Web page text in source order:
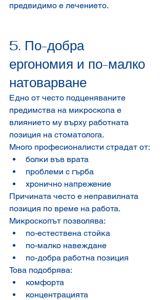
предвидимо е лечението.
5. По-добра
ергономия и по-малко
натоварване
Едно от често подценяваните
предимства на микроскопа е
влиянието му върху работната
позиция на стоматолога.
Много професионалисти страдат от:
болки във врата
проблеми с гърба
хронично напрежение
Причината често е неправилната
позиция по време на работа.
Микроскопът позволява:
по-естествена стойка
по-малко навеждане
по-добра работна позиция
Това подобрява:
комфорта
концентрацията